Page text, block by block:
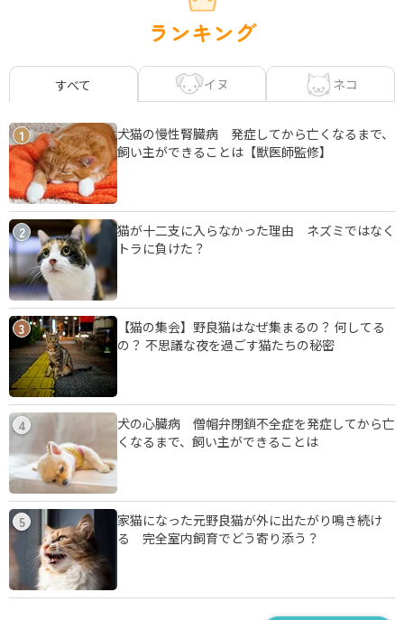
ランキング
すべて イヌ ネコ
1
犬猫の慢性腎臓病 発症してから亡くなるまで、
飼い主ができることは【獣医師監修】
2
猫が十二支に入らなかった理由 ネズミではなく
トラに負けた？
3
【猫の集会】野良猫はなぜ集まるの？ 何してる
の？ 不思議な夜を過ごす猫たちの秘密
4
犬の心臓病 僧帽弁閉鎖不全症を発症してから亡
くなるまで、飼い主ができることは
5
家猫になった元野良猫が外に出たがり鳴き続け
る 完全室内飼育でどう寄り添う？